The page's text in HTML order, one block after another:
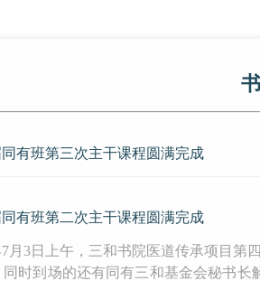
有班第三次主干课程圆满完成
有班第二次主干课程圆满完成
月3日上午，三和书院医道传承项目第
时到场的还有同有三和基金会秘书